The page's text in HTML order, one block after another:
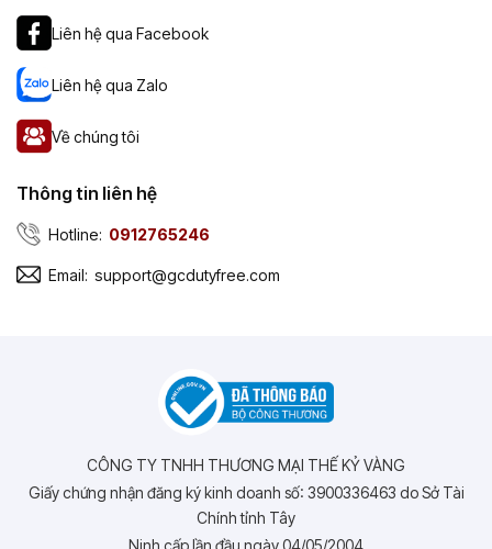
Liên hệ qua Facebook
Liên hệ qua Zalo
Về chúng tôi
Thông tin liên hệ
Hotline: 0912765246
Email: support@gcdutyfree.com
CÔNG TY TNHH THƯƠNG MẠI THẾ KỶ VÀNG
Giấy chứng nhận đăng ký kinh doanh số: 3900336463 do Sở Tài
Chính tỉnh Tây
Ninh cấp lần đầu ngày 04/05/2004